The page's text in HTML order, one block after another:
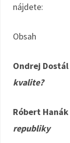
nájdete:
Obsah
Ondrej Dostál
kvalite?
Róbert Hanák
republiky